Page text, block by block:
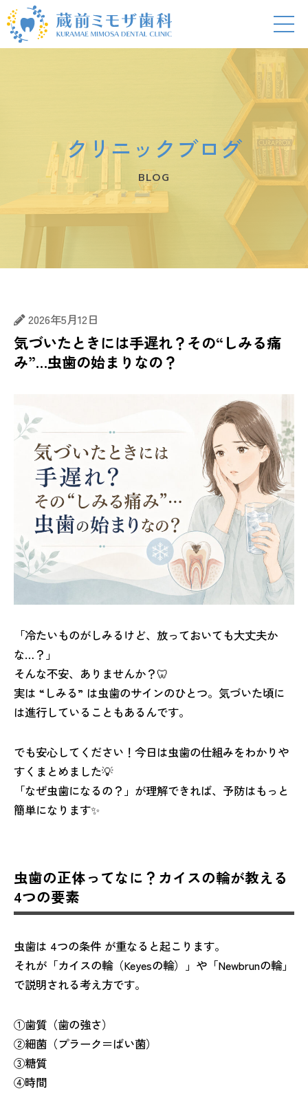
クリニックブログ
BLOG
2026年5月12日
気づいたときには手遅れ？その“しみる痛
み”…虫歯の始まりなの？
「冷たいものがしみるけど、放っておいても大丈夫か
な…？」
そんな不安、ありませんか？🦷
実は “しみる” は虫歯のサインのひとつ。気づいた頃に
は進行していることもあるんです。
でも安心してください！今日は虫歯の仕組みをわかりや
すくまとめました💡
「なぜ虫歯になるの？」が理解できれば、予防はもっと
簡単になります✨
虫歯の正体ってなに？カイスの輪が教える
4つの要素
虫歯は 4つの条件 が重なると起こります。
それが「カイスの輪（Keyesの輪）」や「Newbrunの輪」
で説明される考え方です。
①歯質（歯の強さ）
②細菌（プラーク＝ばい菌）
③糖質
④時間